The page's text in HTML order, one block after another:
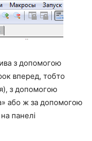
з допомогою
вперед, тобто
з допомогою
або ж за допомогою
панелі